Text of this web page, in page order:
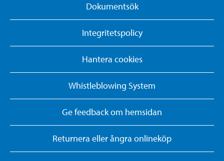
Dokumentsök
Integritetspolicy
Hantera cookies
Whistleblowing System
Ge feedback om hemsidan
Returnera eller ångra onlineköp